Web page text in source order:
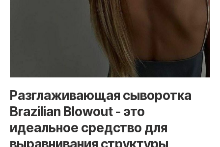
Разглаживающая сыворотка
Brazilian Blowout - это
идеальное средство для
выравнивания структуры